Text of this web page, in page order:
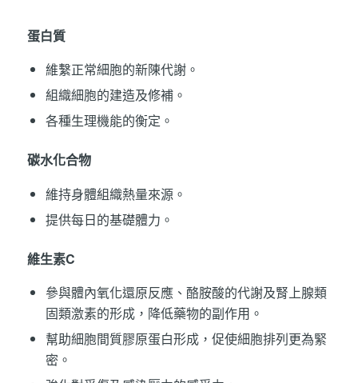
蛋白質
維繫正常細胞的新陳代謝。
組織細胞的建造及修補。
各種生理機能的衡定。
碳水化合物
維持身體組織熱量來源。
提供每日的基礎體力。
維生素C
參與體內氧化還原反應、酪胺酸的代謝及腎上腺類
固類激素的形成，降低藥物的副作用。
幫助細胞間質膠原蛋白形成，促使細胞排列更為緊
密。